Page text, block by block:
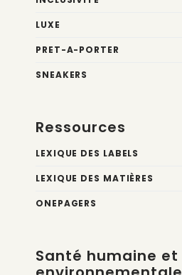
LUXE
PRET-A-PORTER
SNEAKERS
Ressources
LEXIQUE DES LABELS
LEXIQUE DES MATIÈRES
ONEPAGERS
Santé humaine et